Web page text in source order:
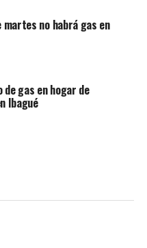
martes no habrá gas en
de gas en hogar de
Ibagué